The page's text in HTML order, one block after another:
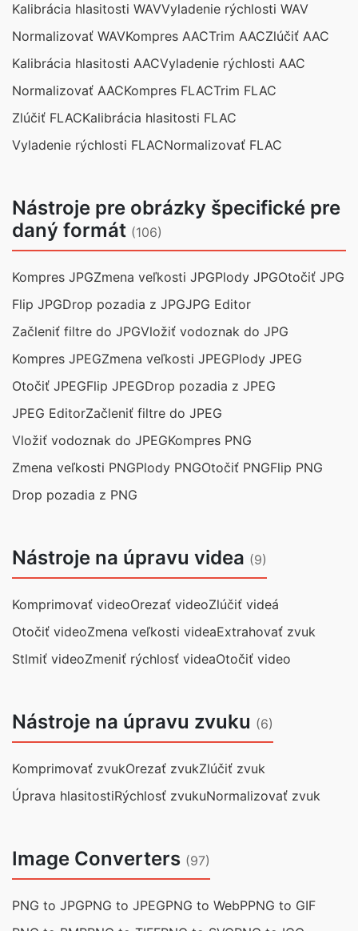
Kalibrácia hlasitosti WAVVyladenie rýchlosti WAV
Normalizovať WAVKompres AACTrim AACZlúčiť AAC
Kalibrácia hlasitosti AACVyladenie rýchlosti AAC
Normalizovať AACKompres FLACTrim FLAC
Zlúčiť FLACKalibrácia hlasitosti FLAC
Vyladenie rýchlosti FLACNormalizovať FLAC
Nástroje pre obrázky špecifické pre
daný formát (106)
Kompres JPGZmena veľkosti JPGPlody JPGOtočiť JPG
Flip JPGDrop pozadia z JPGJPG Editor
Začleniť filtre do JPGVložiť vodoznak do JPG
Kompres JPEGZmena veľkosti JPEGPlody JPEG
Otočiť JPEGFlip JPEGDrop pozadia z JPEG
JPEG EditorZačleniť filtre do JPEG
Vložiť vodoznak do JPEGKompres PNG
Zmena veľkosti PNGPlody PNGOtočiť PNGFlip PNG
Drop pozadia z PNG
Nástroje na úpravu videa (9)
Komprimovať videoOrezať videoZlúčiť videá
Otočiť videoZmena veľkosti videaExtrahovať zvuk
Stlmiť videoZmeniť rýchlosť videaOtočiť video
Nástroje na úpravu zvuku (6)
Komprimovať zvukOrezať zvukZlúčiť zvuk
Úprava hlasitostiRýchlosť zvukuNormalizovať zvuk
Image Converters (97)
PNG to JPGPNG to JPEGPNG to WebPPNG to GIF